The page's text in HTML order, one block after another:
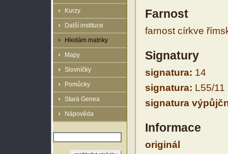
Kurzy
Další instituce
Hledám matriky
Mapy
Slovníčky
Pomůcky
Stará Genea
Nápověda
Farnost
farnost církve
Signatury
signatura: 14
signatura: L55/11
signatura
Informace
originál